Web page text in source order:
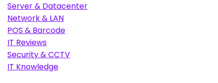
Server & Datacenter
Network & LAN
POS & Barcode
IT Reviews
Security & CCTV
IT Knowledge